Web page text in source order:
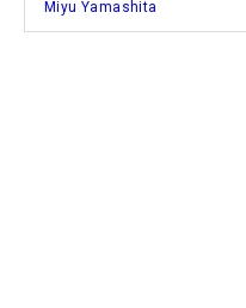
Miyu Yamashita